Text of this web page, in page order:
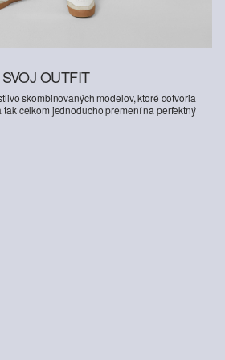
OUTFIT
skombinovaných modelov, ktoré dotvoria
tak celkom jednoducho premení na perfektný